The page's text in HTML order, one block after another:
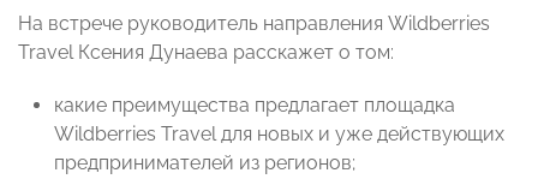
На встрече руководитель направления Wildberries
Travel Ксения Дунаева расскажет о том:
какие преимущества предлагает площадка
Wildberries Travel для новых и уже действующих
предпринимателей из регионов;